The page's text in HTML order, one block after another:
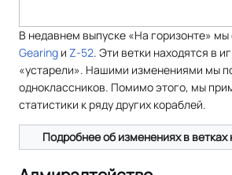
В недавнем выпуске «На горизонте»
Gearing и Z-52. Эти ветки находятся в
«устарели». Нашими изменениями мы
одноклассников. Помимо этого, мы
статистики к ряду других кораблей.
Подробнее об изменениях в ветках